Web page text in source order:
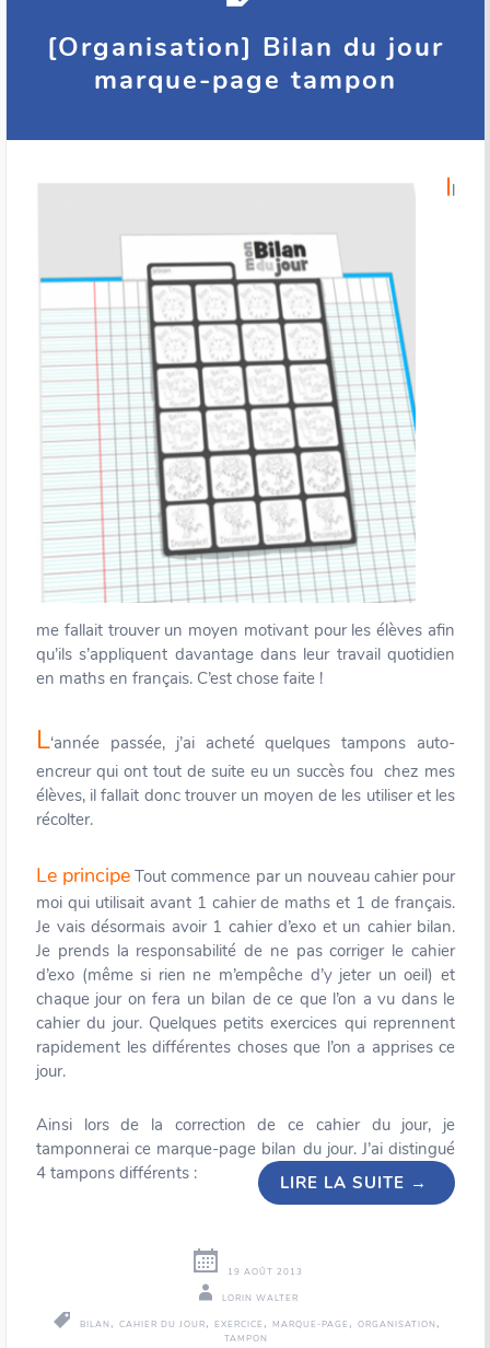
[Organisation] Bilan du jour
marque-page tampon
Il
me fallait trouver un moyen motivant pour les élèves afin
qu’ils s’appliquent davantage dans leur travail quotidien
en maths en français. C’est chose faite !
L‘année passée, j’ai acheté quelques tampons auto-
encreur qui ont tout de suite eu un succès fou chez mes
élèves, il fallait donc trouver un moyen de les utiliser et les
récolter.
Le principe Tout commence par un nouveau cahier pour
moi qui utilisait avant 1 cahier de maths et 1 de français.
Je vais désormais avoir 1 cahier d’exo et un cahier bilan.
Je prends la responsabilité de ne pas corriger le cahier
d’exo (même si rien ne m’empêche d’y jeter un oeil) et
chaque jour on fera un bilan de ce que l’on a vu dans le
cahier du jour. Quelques petits exercices qui reprennent
rapidement les différentes choses que l’on a apprises ce
jour.
Ainsi lors de la correction de ce cahier du jour, je
tamponnerai ce marque-page bilan du jour. J’ai distingué
4 tampons différents :
LIRE LA SUITE →
19 AOÛT 2013
LORIN WALTER
BILAN , CAHIER DU JOUR, EXERCICE , MARQUE-PAGE , ORGANISATION ,
TAMPON